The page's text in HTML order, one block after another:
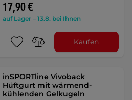
17,90 €
auf Lager – 13.8. bei Ihnen
Kaufen
inSPORTline Vivoback
Hüftgurt mit wärmend-
kühlenden Gelkugeln